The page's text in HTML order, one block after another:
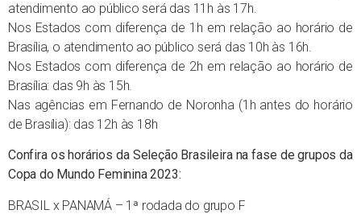
atendimento ao público será das 11h às 17h.
Nos Estados com diferença de 1h em relação ao horário de
Brasília, o atendimento ao público será das 10h às 16h.
Nos Estados com diferença de 2h em relação ao horário de
Brasília: das 9h às 15h.
Nas agências em Fernando de Noronha (1h antes do horário
de Brasília): das 12h às 18h
Confira os horários da Seleção Brasileira na fase de grupos da
Copa do Mundo Feminina 2023:
BRASIL x PANAMÁ – 1ª rodada do grupo F